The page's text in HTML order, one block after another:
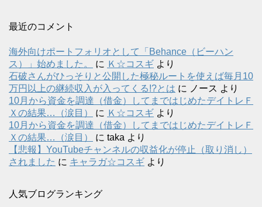
最近のコメント
海外向けポートフォリオとして「Behance（ビーハン
ス）」始めました。
に Ｋ☆コスギ より
石破さんがひっそりと公開した極秘ルートを使えば毎月10
万円以上の継続収入が入ってくる!?とは に ノース より
10月から資金を調達（借金）してまではじめたデイトレＦ
Ｘの結果…（涙目）
に Ｋ☆コスギ より
10月から資金を調達（借金）してまではじめたデイトレＦ
Ｘの結果…（涙目）
に taka より
【悲報】YouTubeチャンネルの収益化が停止（取り消し）
されました に キャラガ☆コスギ より
人気ブログランキング